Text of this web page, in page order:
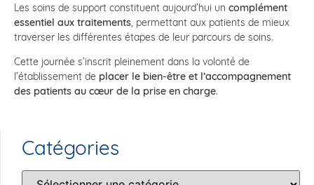
Les soins de support constituent aujourd’hui un complément
essentiel aux traitements, permettant aux patients de mieux
traverser les différentes étapes de leur parcours de soins.
Cette journée s’inscrit pleinement dans la volonté de
l’établissement de placer le bien-être et l’accompagnement
des patients au cœur de la prise en charge.
Catégories